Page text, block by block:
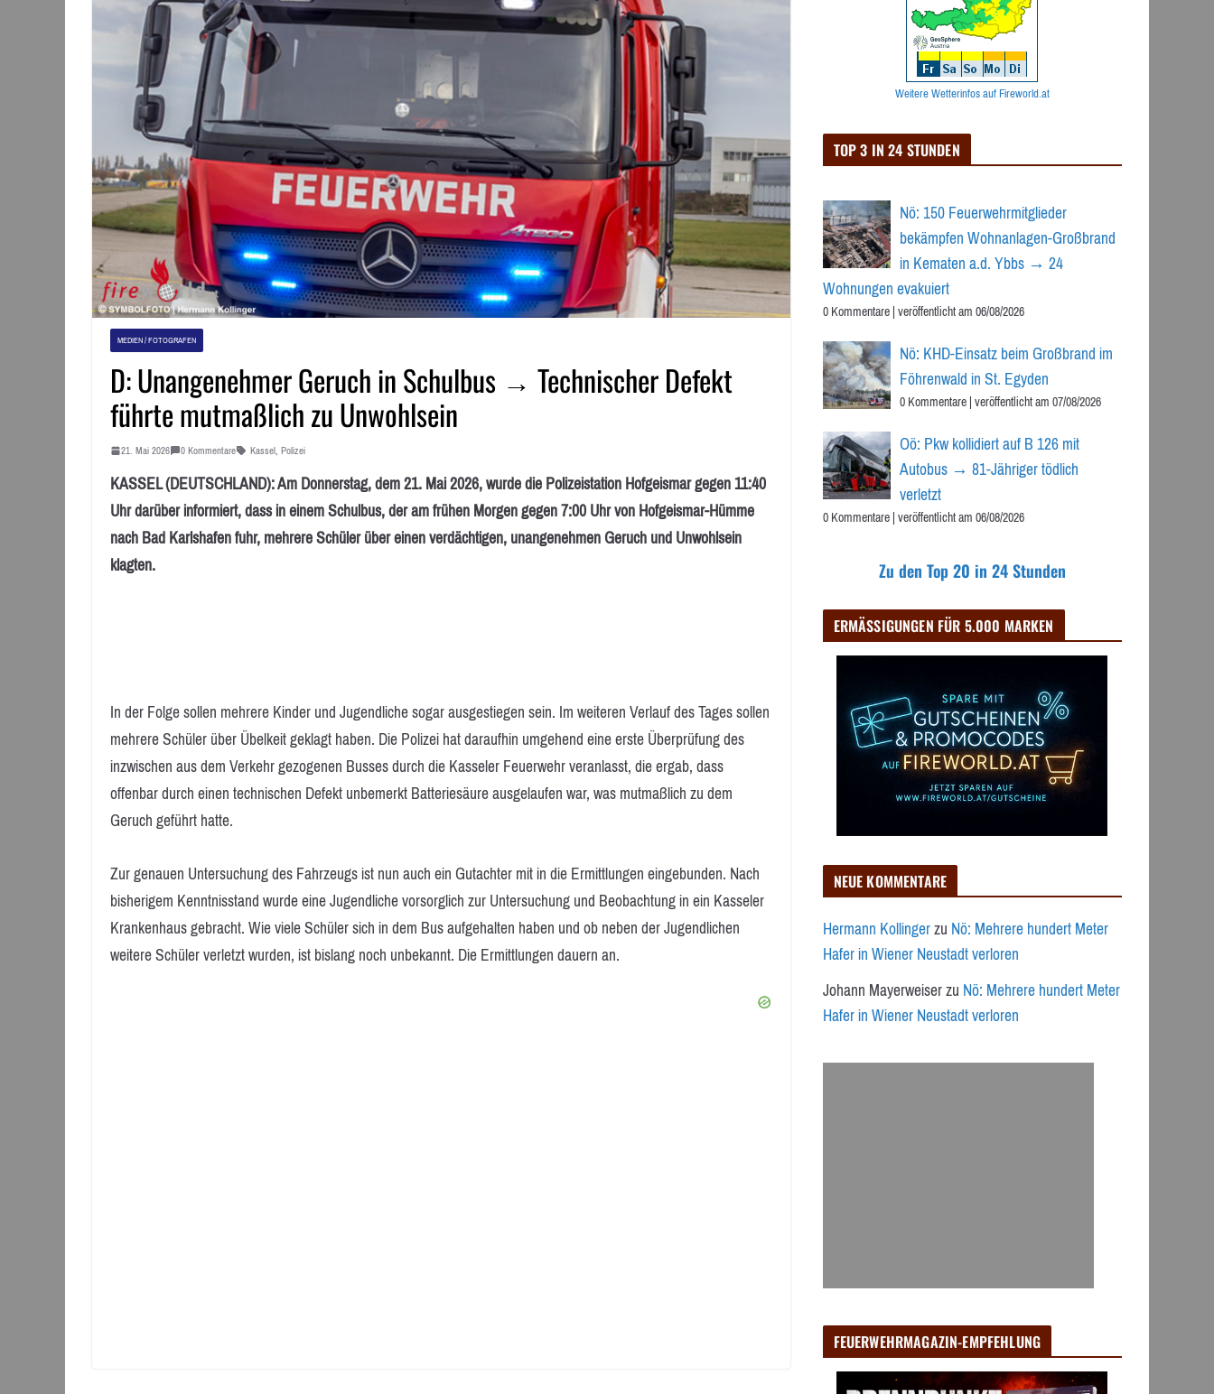
MEDIEN / FOTOGRAFEN
D: Unangenehmer Geruch in Schulbus → Technischer Defekt
führte mutmaßlich zu Unwohlsein
21. Mai 2026 0 Kommentare Kassel, Polizei
KASSEL (DEUTSCHLAND): Am Donnerstag, dem 21. Mai 2026, wurde die Polizeistation Hofgeismar gegen 11:40
Uhr darüber informiert, dass in einem Schulbus, der am frühen Morgen gegen 7:00 Uhr von Hofgeismar-Hümme
nach Bad Karlshafen fuhr, mehrere Schüler über einen verdächtigen, unangenehmen Geruch und Unwohlsein
klagten.
In der Folge sollen mehrere Kinder und Jugendliche sogar ausgestiegen sein. Im weiteren Verlauf des Tages sollen
mehrere Schüler über Übelkeit geklagt haben. Die Polizei hat daraufhin umgehend eine erste Überprüfung des
inzwischen aus dem Verkehr gezogenen Busses durch die Kasseler Feuerwehr veranlasst, die ergab, dass
offenbar durch einen technischen Defekt unbemerkt Batteriesäure ausgelaufen war, was mutmaßlich zu dem
Geruch geführt hatte.
Zur genauen Untersuchung des Fahrzeugs ist nun auch ein Gutachter mit in die Ermittlungen eingebunden. Nach
bisherigem Kenntnisstand wurde eine Jugendliche vorsorglich zur Untersuchung und Beobachtung in ein Kasseler
Krankenhaus gebracht. Wie viele Schüler sich in dem Bus aufgehalten haben und ob neben der Jugendlichen
weitere Schüler verletzt wurden, ist bislang noch unbekannt. Die Ermittlungen dauern an.
Weitere Wetterinfos auf Fireworld.at
TOP 3 IN 24 STUNDEN
Nö: 150 Feuerwehrmitglieder
bekämpfen Wohnanlagen-Großbrand
in Kematen a.d. Ybbs → 24
Wohnungen evakuiert
0 Kommentare|veröffentlicht am 06/08/2026
Nö: KHD-Einsatz beim Großbrand im
Föhrenwald in St. Egyden
0 Kommentare|veröffentlicht am 07/08/2026
Oö: Pkw kollidiert auf B 126 mit
Autobus → 81-Jähriger tödlich
verletzt
0 Kommentare|veröffentlicht am 06/08/2026
Zu den Top 20 in 24 Stunden
ERMÄSSIGUNGEN FÜR 5.000 MARKEN
NEUE KOMMENTARE
Hermann KollingerzuNö: Mehrere hundert Meter
Hafer in Wiener Neustadt verloren
Johann MayerweiserzuNö: Mehrere hundert Meter
Hafer in Wiener Neustadt verloren
FEUERWEHRMAGAZIN-EMPFEHLUNG